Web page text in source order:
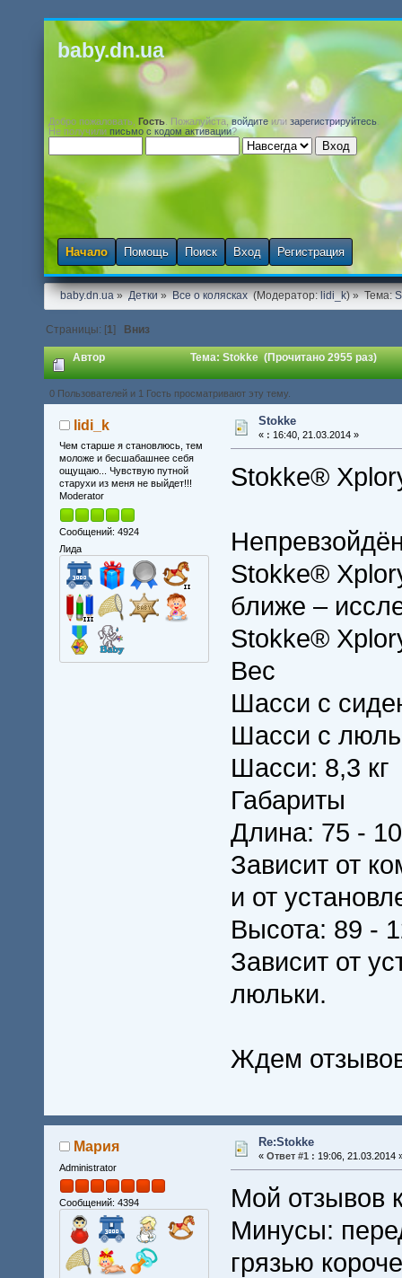
baby.dn.ua
Добро пожаловать, Гость . Пожалуйста,войдите или зарегистрируйтесь
Не получили письмо с кодом активации?
Начало Помощь Поиск Вход Регистрация
baby.dn.ua» Детки» Все о колясках (Модератор:lidi_k) » Тема:
Страницы: [1] Вниз
Автор Тема: Stokke (Прочитано 2955 раз)
0 Пользователей и 1 Гость просматривают эту тему.
lidi_k
Чем старше я становлюсь, тем
моложе и бесшабашнее себя
ощущаю... Чувствую путной
старухи из меня не выйдет!!!
Moderator
Сообщений: 4924
Лида
Stokke
« : 16:40, 21.03.2014 »
Stokke®
Stokke®
ближе –
Stokke®
Вес
Шасси с
Шасси с
Шасси: 8,3 кг
Габариты
Длина: 75 -
Зависит от
и от
Высота: 89 -
Зависит от
люльки.
Ждем
Мария
Administrator
Сообщений: 4394
Re:Stokke
« Ответ #1 : 19:06, 21.03.2014
Мой отзывов
Минусы:
грязью